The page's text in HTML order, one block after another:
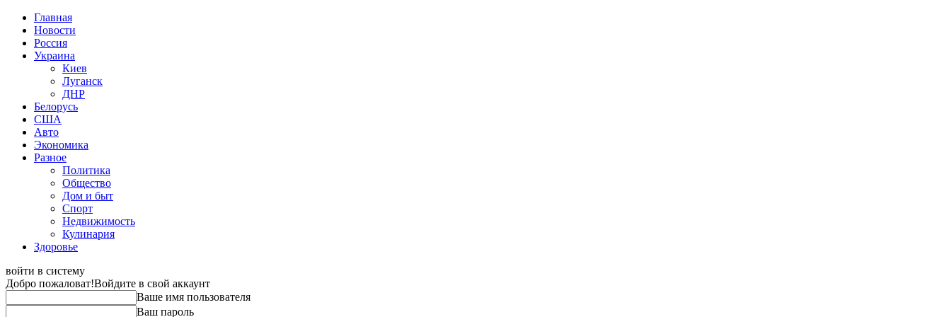
Главная
Новости
Россия
Украина
Киев
Луганск
ДНР
Белорусь
США
Авто
Экономика
Разное
Политика
Общество
Дом и быт
Спорт
Недвижимость
Кулинария
Здоровье
войти в систему
Добро пожаловат!Войдите в свой аккаунт
Ваше имя пользователя
Ваш пароль